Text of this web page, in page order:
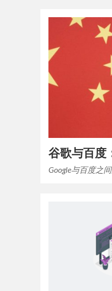
谷歌与百度
Google与百度之